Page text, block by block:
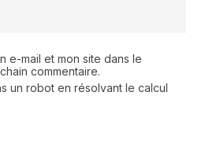
e-mail et mon site dans le
commentaire.
un robot en résolvant le calcul